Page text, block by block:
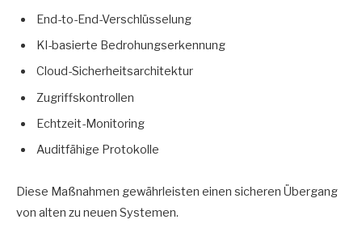
End-to-End-Verschlüsselung
KI-basierte Bedrohungserkennung
Cloud-Sicherheitsarchitektur
Zugriffskontrollen
Echtzeit-Monitoring
Auditfähige Protokolle
Diese Maßnahmen gewährleisten einen sicheren Übergang
von alten zu neuen Systemen.